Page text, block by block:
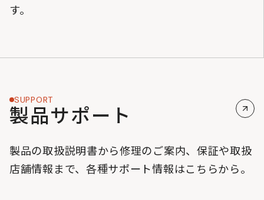
す。
SUPPORT
製品サポート
製品の取扱説明書から修理のご案内、保証や取扱
店舗情報まで、各種サポート情報はこちらから。